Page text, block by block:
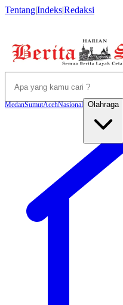
Tentang|Indeks|Redaksi
MedanSumutAcehNasional Olahraga